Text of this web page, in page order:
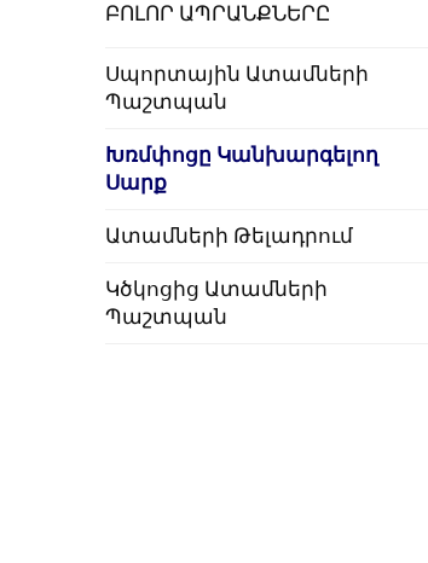
ԲՈԼՈՐ ԱՊՐԱՆՔՆԵՐԸ
Սպորտային Ատամների
Պաշտպան
Խռմփոցը Կանխարգելող
Սարք
Ատամների Թելադրում
Կծկոցից Ատամների
Պաշտպան